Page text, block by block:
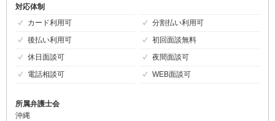
対応体制
カード利用可
分割払い利用可
後払い利用可
初回面談無料
休日面談可
夜間面談可
電話相談可
WEB面談可
所属弁護士会
沖縄